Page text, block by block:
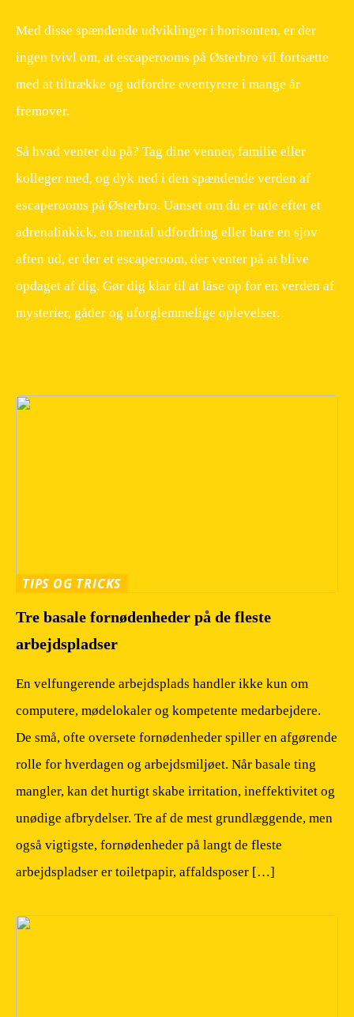
Med disse spændende udviklinger i horisonten, er der
ingen tvivl om, at escaperooms på Østerbro vil fortsætte
med at tiltrække og udfordre eventyrere i mange år
fremover.
Så hvad venter du på? Tag dine venner, familie eller
kolleger med, og dyk ned i den spændende verden af
escaperooms på Østerbro. Uanset om du er ude efter et
adrenalinkick, en mental udfordring eller bare en sjov
aften ud, er der et escaperoom, der venter på at blive
opdaget af dig. Gør dig klar til at låse op for en verden af
mysterier, gåder og uforglemmelige oplevelser.
TIPS OG TRICKS
Tre basale fornødenheder på de fleste
arbejdspladser
En velfungerende arbejdsplads handler ikke kun om
computere, mødelokaler og kompetente medarbejdere.
De små, ofte oversete fornødenheder spiller en afgørende
rolle for hverdagen og arbejdsmiljøet. Når basale ting
mangler, kan det hurtigt skabe irritation, ineffektivitet og
unødige afbrydelser. Tre af de mest grundlæggende, men
også vigtigste, fornødenheder på langt de fleste
arbejdspladser er toiletpapir, affaldsposer […]